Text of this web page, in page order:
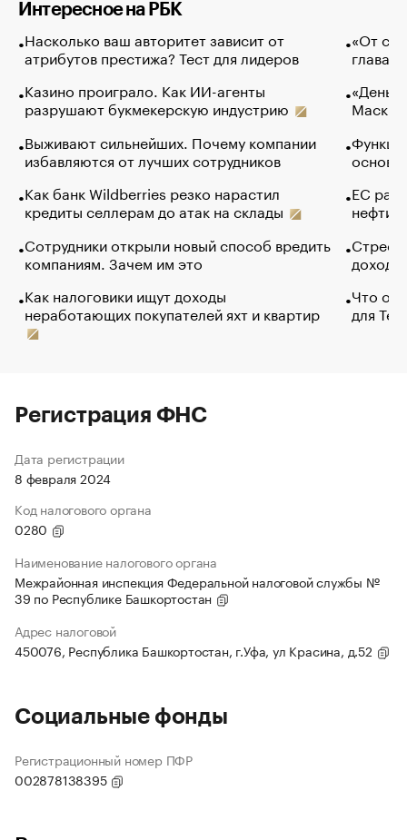
Интересное на РБК
Насколько ваш авторитет зависит от
атрибутов престижа? Тест для лидеров
Казино проиграло. Как ИИ-агенты
разрушают букмекерскую индустрию
Выживают сильнейших. Почему компании
избавляются от лучших сотрудников
Как банк Wildberries резко нарастил
кредиты селлерам до атак на склады
Сотрудники открыли новый способ вредить
компаниям. Зачем им это
Как налоговики ищут доходы
неработающих покупателей яхт и квартир
«От
глава
Маск в
основ
ЕС
нефти
Что
для
Регистрация ФНС
Дата регистрации
8 февраля 2024
Код налогового органа
0280
Наименование налогового органа
Межрайонная инспекция Федеральной налоговой службы №
39 по Республике Башкортостан
Адрес налоговой
450076, Республика Башкортостан, г.Уфа, ул Красина, д.52
Социальные фонды
Регистрационный номер ПФР
002878138395